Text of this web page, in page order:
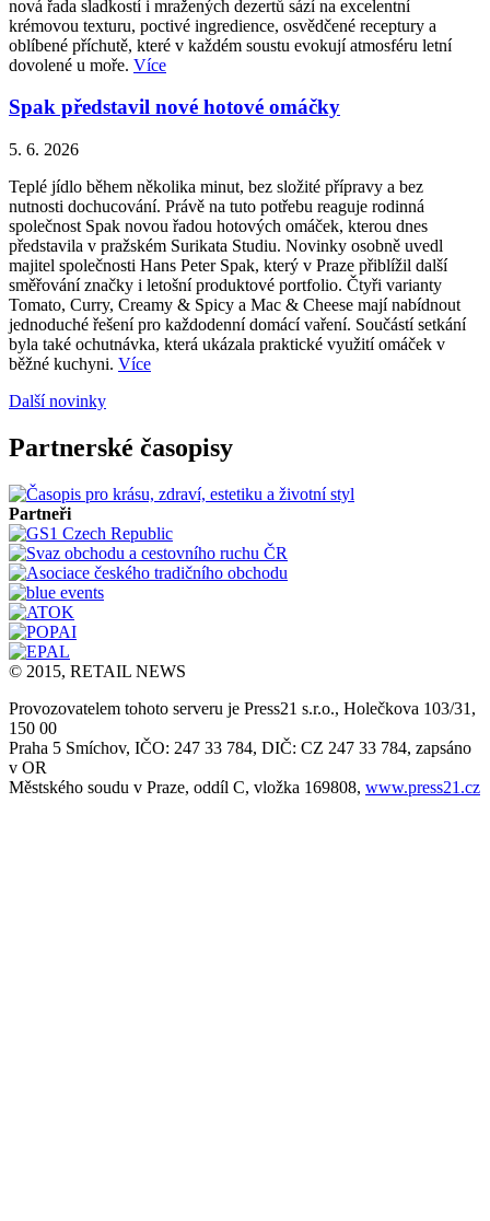
nová řada sladkostí i mražených dezertů sází na excelentní
krémovou texturu, poctivé ingredience, osvědčené receptury a
oblíbené příchutě, které v každém soustu evokují atmosféru letní
dovolené u moře. Více
Spak představil nové hotové omáčky
5. 6. 2026
Teplé jídlo během několika minut, bez složité přípravy a bez
nutnosti dochucování. Právě na tuto potřebu reaguje rodinná
společnost Spak novou řadou hotových omáček, kterou dnes
představila v pražském Surikata Studiu. Novinky osobně uvedl
majitel společnosti Hans Peter Spak, který v Praze přiblížil další
směřování značky i letošní produktové portfolio. Čtyři varianty
Tomato, Curry, Creamy & Spicy a Mac & Cheese mají nabídnout
jednoduché řešení pro každodenní domácí vaření. Součástí setkání
byla také ochutnávka, která ukázala praktické využití omáček v
běžné kuchyni. Více
Další novinky
Partnerské časopisy
Partneři
© 2015, RETAIL NEWS
Provozovatelem tohoto serveru je Press21 s.r.o., Holečkova 103/31,
150 00
Praha 5 Smíchov, IČO: 247 33 784, DIČ: CZ 247 33 784, zapsáno
v OR
Městského soudu v Praze, oddíl C, vložka 169808, www.press21.cz